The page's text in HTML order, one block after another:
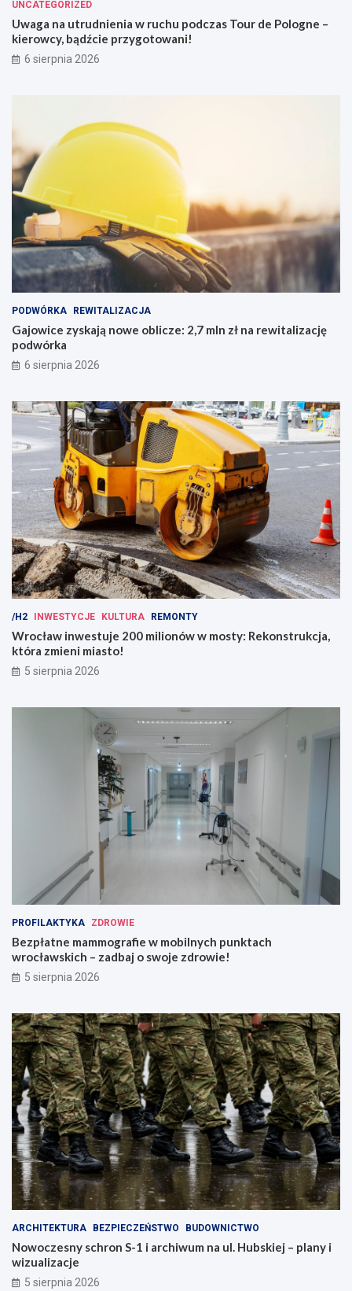
UNCATEGORIZED
Uwaga na utrudnienia w ruchu podczas Tour de Pologne –
kierowcy, bądźcie przygotowani!
6 sierpnia 2026
PODWÓRKA REWITALIZACJA
Gajowice zyskają nowe oblicze: 2,7 mln zł na rewitalizację
podwórka
6 sierpnia 2026
/H2 INWESTYCJE KULTURA REMONTY
Wrocław inwestuje 200 milionów w mosty: Rekonstrukcja,
która zmieni miasto!
5 sierpnia 2026
PROFILAKTYKA ZDROWIE
Bezpłatne mammografie w mobilnych punktach
wrocławskich – zadbaj o swoje zdrowie!
5 sierpnia 2026
ARCHITEKTURA BEZPIECZEŃSTWO BUDOWNICTWO
Nowoczesny schron S-1 i archiwum na ul. Hubskiej – plany i
wizualizacje
5 sierpnia 2026